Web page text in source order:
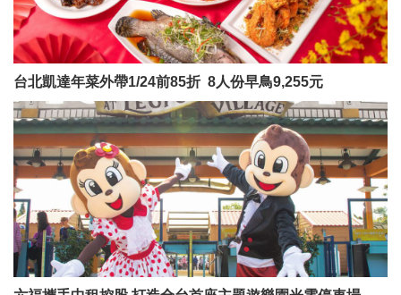
台北凱達年菜外帶1/24前85折 8人份早鳥9,255元